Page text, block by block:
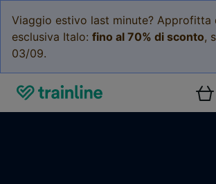
Viaggio estivo last minute?
esclusiva Italo: fino al 70% di sconto,
03/09.